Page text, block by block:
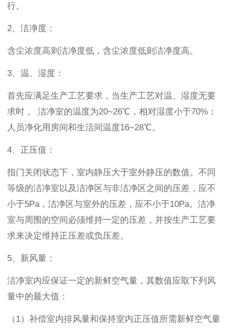
行。
2、洁净度：
含尘浓度高则洁净度低，含尘浓度低则洁净度高。
3、温、湿度：
首先应满足生产工艺要求，当生产工艺对温、湿度无要
求时， 洁净室的温度为20~26℃，相对湿度小于70%；
人员净化用房间和生活间温度16~28℃。
4、正压值：
指门关闭状态下，室内静压大于室外静压的数值。不同
等级的洁净室以及洁净区与非洁净区之间的压差，应不
小于5Pa，洁净区与室外的压差，应不小于10Pa。洁净
室与周围的空间必须维持一定的压差，并按生产工艺要
求来决定维持正压差或负压差。
5、新风量：
洁净室内应保证一定的新鲜空气量，其数值应取下列风
量中的最大值：
（1）补偿室内排风量和保持室内正压值所需新鲜空气量